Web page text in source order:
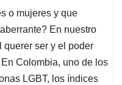
o mujeres y que
En nuestro
querer ser y el poder
Colombia, uno de los
LGBT, los índices